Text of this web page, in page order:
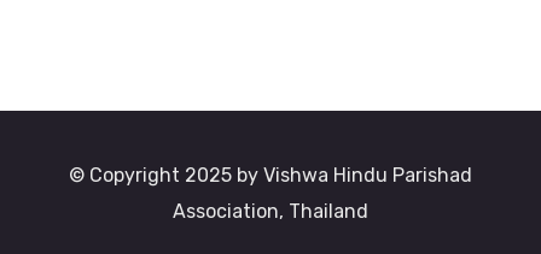
© Copyright 2025 by Vishwa Hindu Parishad
Association, Thailand